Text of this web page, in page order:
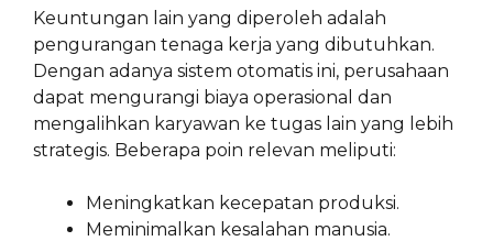
Keuntungan lain yang diperoleh adalah
pengurangan tenaga kerja yang dibutuhkan.
Dengan adanya sistem otomatis ini, perusahaan
dapat mengurangi biaya operasional dan
mengalihkan karyawan ke tugas lain yang lebih
strategis. Beberapa poin relevan meliputi:
Meningkatkan kecepatan produksi.
Meminimalkan kesalahan manusia.